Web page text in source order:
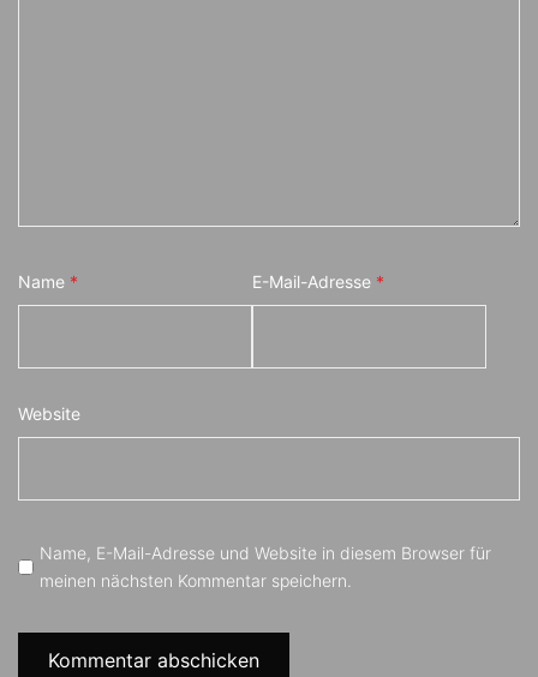
Name * E-Mail-Adresse *
Website
Name, E-Mail-Adresse und Website in diesem Browser für
meinen nächsten Kommentar speichern.